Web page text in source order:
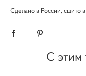
Сделано в России, сшито
С этим